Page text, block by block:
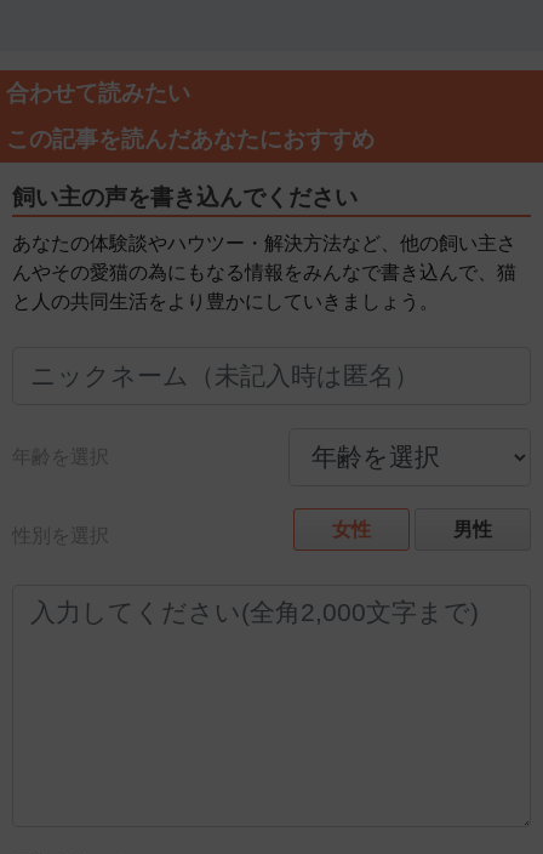
合わせて読みたい
この記事を読んだあなたにおすすめ
飼い主の声を書き込んでください
あなたの体験談やハウツー・解決方法など、他の飼い主さ
んやその愛猫の為にもなる情報をみんなで書き込んで、猫
と人の共同生活をより豊かにしていきましょう。
年齢を選択
性別を選択 女性 男性